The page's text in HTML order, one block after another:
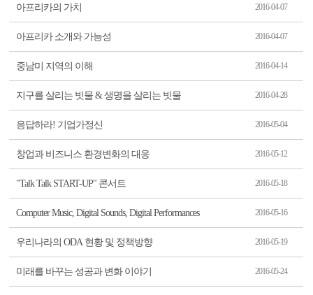
아프리카의 가치 2016-04-07
아프리카 소개와 가능성 2016-04-07
중남미 지역의 이해 2016-04-14
지구를 살리는 빗물 & 생명을 살리는 빗물 2016-04-28
응답하라! 기업가정신 2016-05-04
창업과 비즈니스 환경변화의 대응 2016-05-12
"Talk Talk START-UP" 콘서트 2016-05-18
Computer Music, Digital Sounds, Digital Performances 2016-05-16
우리나라의 ODA 현황 및 정책방향 2016-05-19
미래를 바꾸는 성공과 변화 이야기 2016-05-24